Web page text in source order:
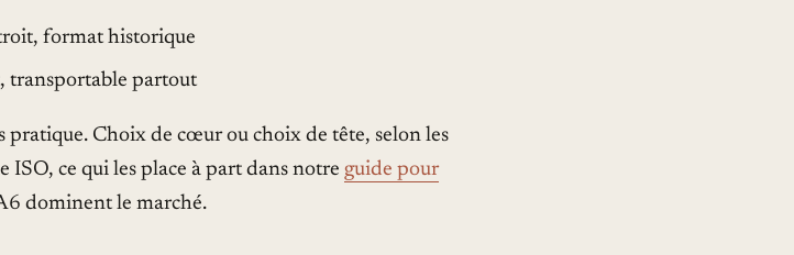
format historique
transportable partout
pratique. Choix de cœur ou choix de tête, selon les
ISO, ce qui les place à part dans notre guide pour
dominent le marché.